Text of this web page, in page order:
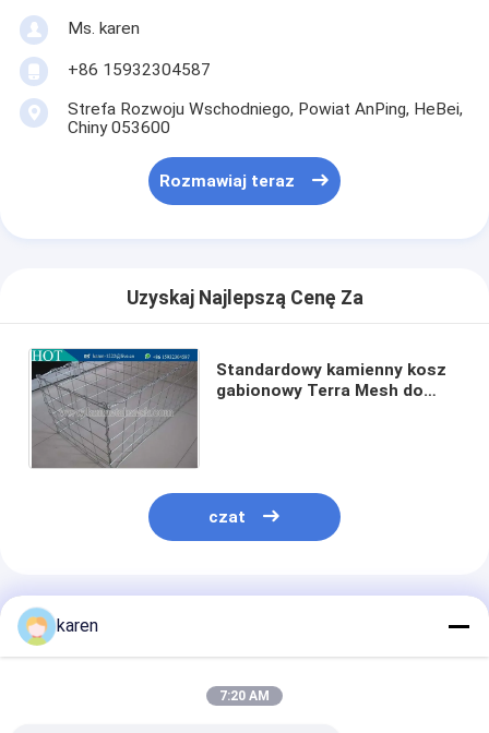
Ms. karen
+86 15932304587
Strefa Rozwoju Wschodniego, Powiat AnPing, HeBei,
Chiny 053600
Rozmawiaj teraz
Uzyskaj Najlepszą Cenę Za
Standardowy kamienny kosz
gabionowy Terra Mesh do
czat
Polecane Produkty
karen
7:20 AM